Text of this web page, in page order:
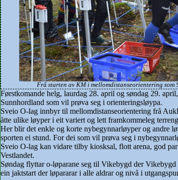
Frå starten av KM i mellomdistanseorientering
Førstkomande helg, laurdag 28. april og søndag 29.
Sunnhordland som vil prøva seg i orienteringsløypa.
Sveio O-lag innbyr til mellomdistanseorientering frå
åtte ulike løyper i eit variert og lett framkommeleg
Her blir det enkle og korte nybegynnarløyper og andre
sporten ei stund. For dei som vil prøva seg i
Sveio O-lag kan vidare tilby kiosksal, flott arena, god
Vestlandet.
Søndag flyttar o-løparane seg til Vikebygd der
ein jaktstart der løpararar i alle aldrar og nivå i